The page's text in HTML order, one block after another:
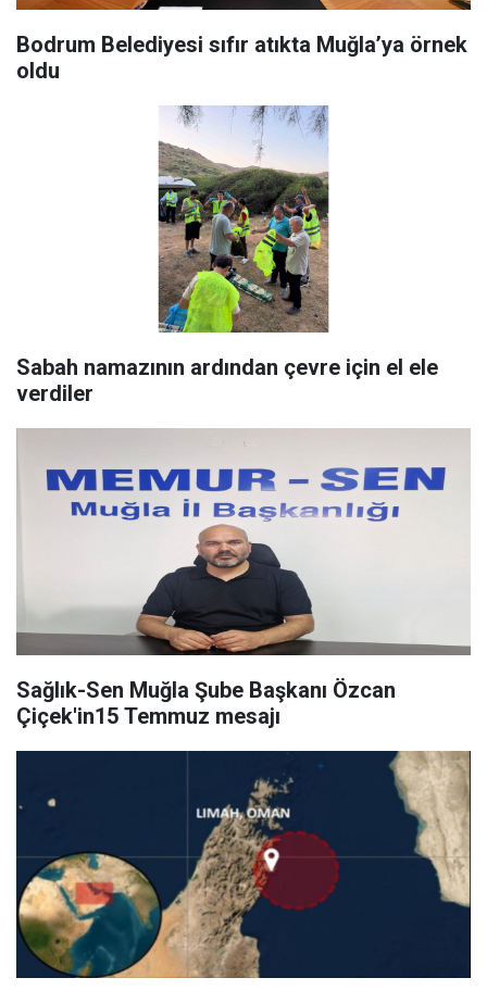
Bodrum Belediyesi sıfır atıkta Muğla’ya örnek
oldu
Sabah namazının ardından çevre için el ele
verdiler
Sağlık-Sen Muğla Şube Başkanı Özcan
Çiçek'in15 Temmuz mesajı